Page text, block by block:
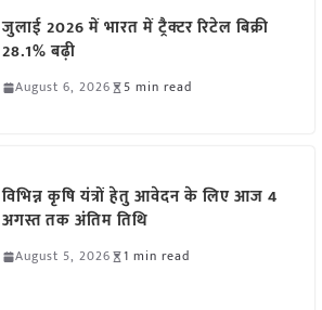
जुलाई 2026 में भारत में ट्रैक्टर रिटेल बिक्री
28.1% बढ़ी
August 6, 2026 5 min read
विभिन्न कृषि यंत्रों हेतु आवेदन के लिए आज 4
अगस्त तक अंतिम तिथि
August 5, 2026 1 min read